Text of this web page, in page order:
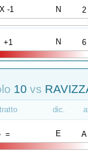
-1 N 2
+1 N 6
10 vs
dic.
= E A